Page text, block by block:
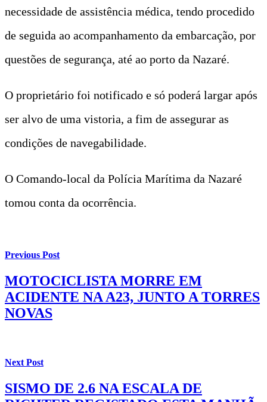
necessidade de assistência médica, tendo procedido
de seguida ao acompanhamento da embarcação, por
questões de segurança, até ao porto da Nazaré.
O proprietário foi notificado e só poderá largar após
ser alvo de uma vistoria, a fim de assegurar as
condições de navegabilidade.
O Comando-local da Polícia Marítima da Nazaré
tomou conta da ocorrência.
Previous Post
MOTOCICLISTA MORRE EM
ACIDENTE NA A23, JUNTO A TORRES
NOVAS
Next Post
SISMO DE 2.6 NA ESCALA DE